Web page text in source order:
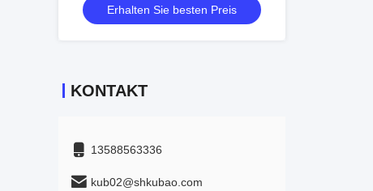
Kälteanlagenverdampfer
Deckenverdampfer, geeignet für
Erhalten Sie besten Preis
KONTAKT
13588563336
kub02@shkubao.com